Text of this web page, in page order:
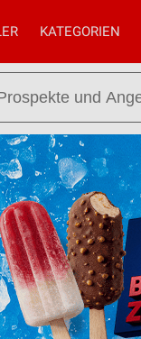
KATEGORIEN